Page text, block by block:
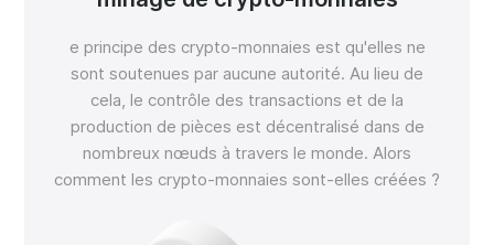
e principe des crypto-monnaies est qu'elles ne
sont soutenues par aucune autorité. Au lieu de
cela, le contrôle des transactions et de la
production de pièces est décentralisé dans de
nombreux nœuds à travers le monde. Alors
comment les crypto-monnaies sont-elles créées ?